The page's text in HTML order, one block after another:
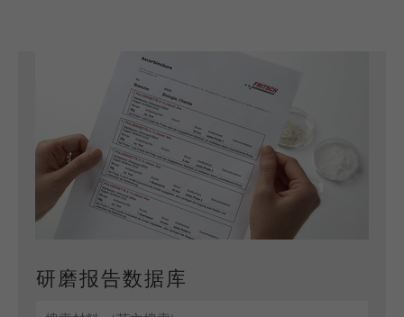
研磨报告数据库